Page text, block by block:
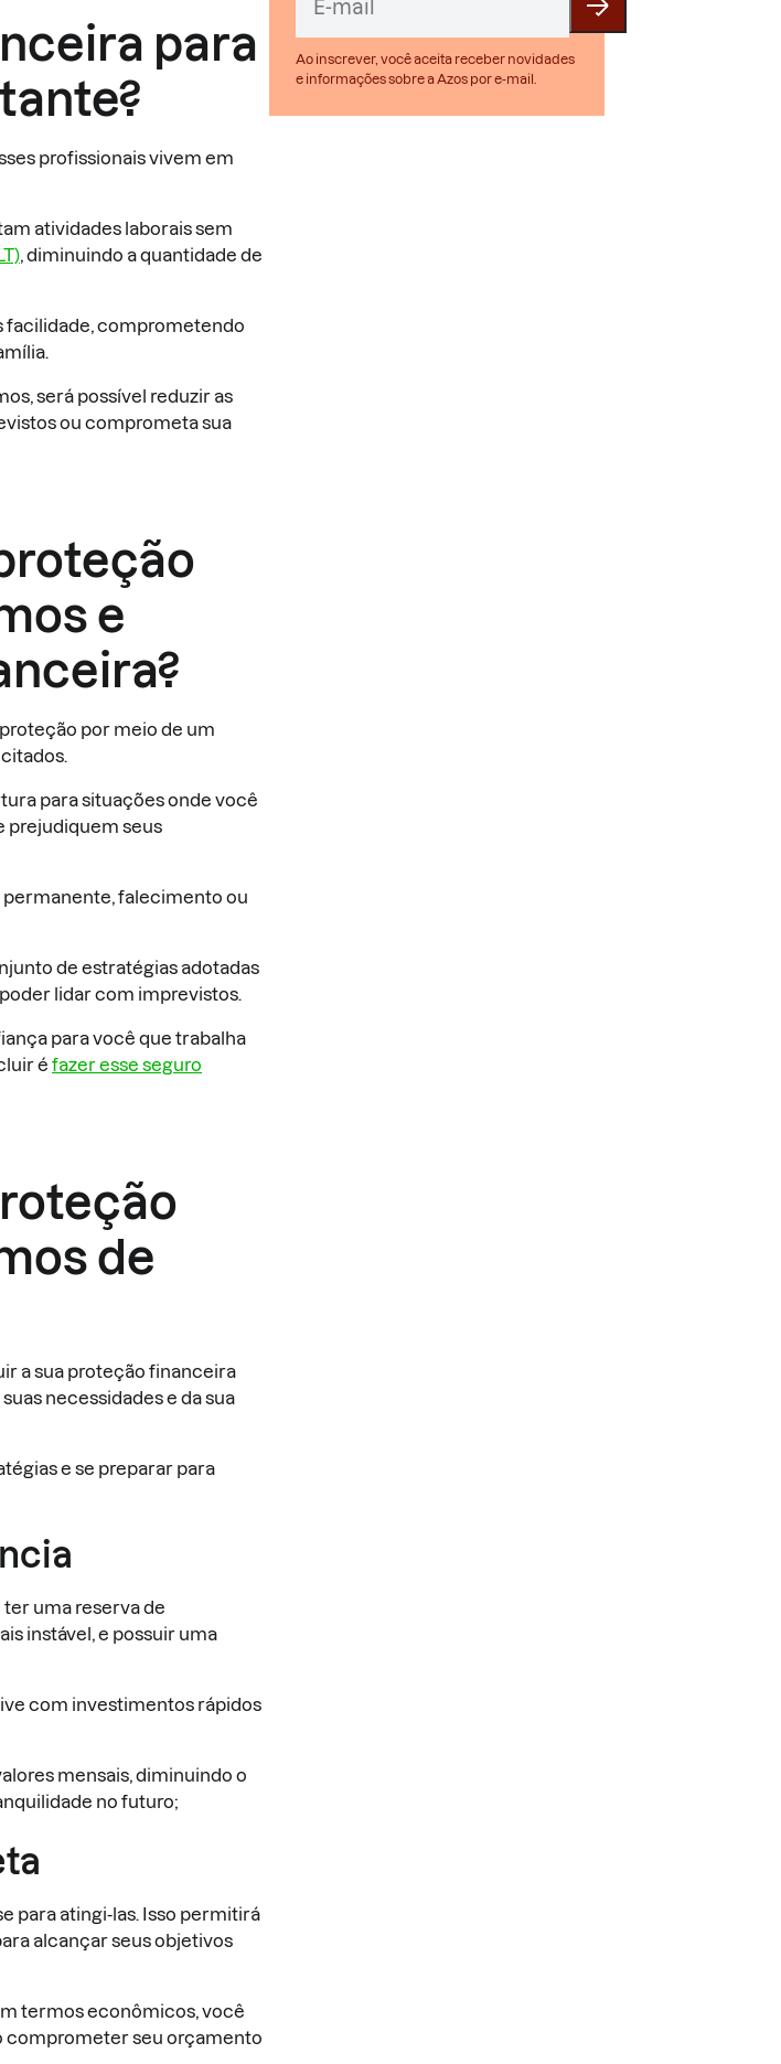
para
profissionais vivem em
atividades laborais sem
, diminuindo a quantidade de
facilidade, comprometendo
será possível reduzir as
ou comprometa sua
e
por meio de um
para situações onde você
prejudiquem seus
falecimento ou
de estratégias adotadas
lidar com imprevistos.
para você que trabalha
é fazer esse seguro
de
a sua proteção financeira
necessidades e da sua
e se preparar para
uma reserva de
instável, e possuir uma
com investimentos rápidos
mensais, diminuindo o
no futuro;
para atingi-las. Isso permitirá
alcançar seus objetivos
termos econômicos, você
comprometer seu orçamento
Ao inscrever, você aceita receber novidades
e informações sobre a Azos por e-mail.